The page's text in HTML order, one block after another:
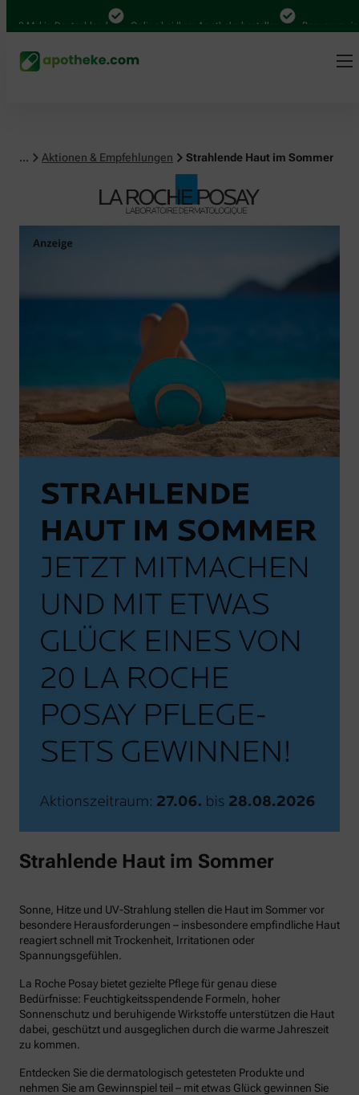
in Deutschland Online bei Ihrer Apotheke bestellen Bequem zwischen
... Aktionen & Empfehlungen Strahlende Haut im Sommer
Strahlende Haut im Sommer
Sonne, Hitze und UV-Strahlung stellen die Haut im Sommer vor
besondere Herausforderungen – insbesondere empfindliche Haut
reagiert schnell mit Trockenheit, Irritationen oder
Spannungsgefühlen.
La Roche Posay bietet gezielte Pflege für genau diese
Bedürfnisse: Feuchtigkeitsspendende Formeln, hoher
Sonnenschutz und beruhigende Wirkstoffe unterstützen die Haut
dabei, geschützt und ausgeglichen durch die warme Jahreszeit
zu kommen.
Entdecken Sie die dermatologisch getesteten Produkte und
nehmen Sie am Gewinnspiel teil – mit etwas Glück gewinnen Sie